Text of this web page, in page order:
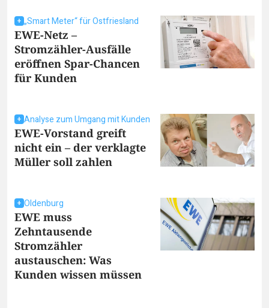
„Smart Meter“ für Ostfriesland
EWE-Netz –
Stromzähler-Ausfälle
eröffnen Spar-Chancen
für Kunden
Analyse zum Umgang mit Kunden
EWE-Vorstand greift
nicht ein – der verklagte
Müller soll zahlen
Oldenburg
EWE muss
Zehntausende
Stromzähler
austauschen: Was
Kunden wissen müssen